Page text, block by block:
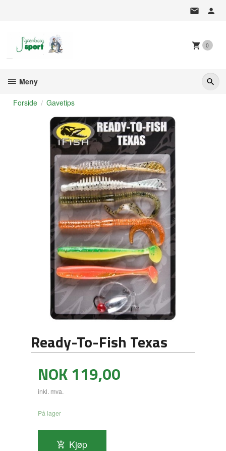
0
Meny
Forside Gavetips
Ready-To-Fish Texas
Pris
NOK119,00
inkl. mva.
På lager
Kjøp